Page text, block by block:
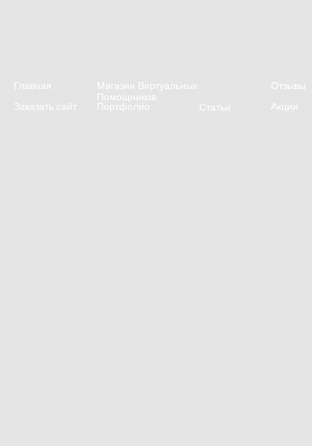
Главная
Магазин Виртуальных
Помощников
Отзывы
Заказать сайт
Портфолио Акции
Статьи